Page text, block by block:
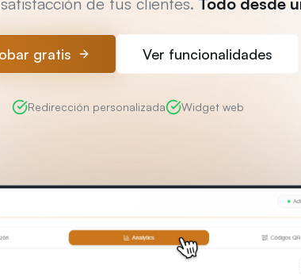
gratis Ver funcionalidades
Redirección personalizada Widget web